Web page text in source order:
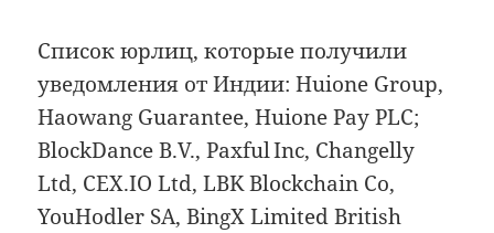
Список юрлиц, которые получили
уведомления от Индии: Huione Group,
Haowang Guarantee, Huione Pay PLC;
BlockDance B.V., Paxful Inc, Changelly
Ltd, CEX.IO Ltd, LBK Blockchain Co,
YouHodler SA, BingX Limited British